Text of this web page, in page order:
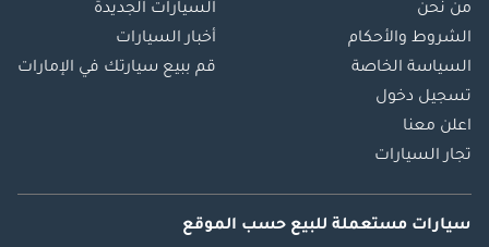
من نحن
الشروط والأحكام
السياسة الخاصة
تسجيل دخول
اعلن معنا
تجار السيارات
السيارات الجديدة
أخبار السيارات
قم ببيع سيارتك في الإمارات
سيارات مستعملة للبيع حسب الموقع